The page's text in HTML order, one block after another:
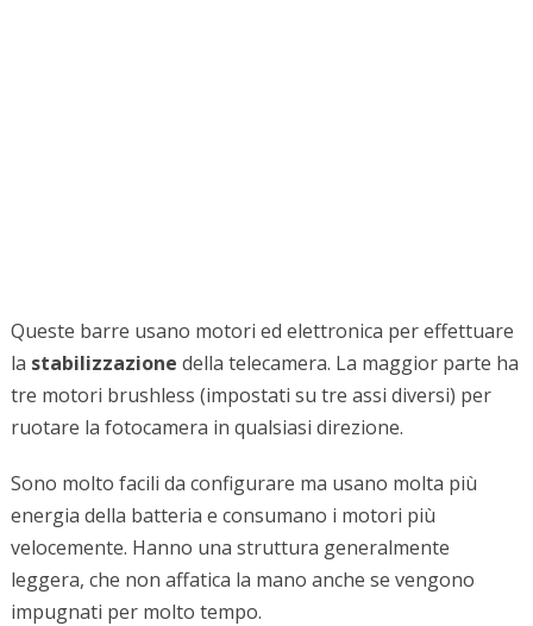
Queste barre usano motori ed elettronica per effettuare
la stabilizzazione della telecamera. La maggior parte ha
tre motori brushless (impostati su tre assi diversi) per
ruotare la fotocamera in qualsiasi direzione.
Sono molto facili da configurare ma usano molta più
energia della batteria e consumano i motori più
velocemente. Hanno una struttura generalmente
leggera, che non affatica la mano anche se vengono
impugnati per molto tempo.